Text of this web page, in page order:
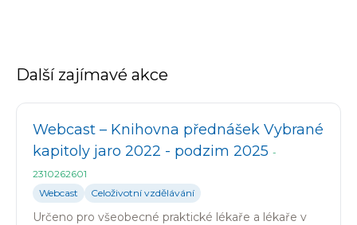
Další zajímavé akce
Webcast – Knihovna přednášek Vybrané
kapitoly jaro 2022 - podzim 2025 -
2310262601
Webcast
Celoživotní vzdělávání
Určeno pro všeobecné praktické lékaře a lékaře v